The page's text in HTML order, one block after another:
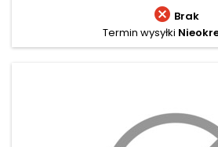
 Brak
Termin wysyłki